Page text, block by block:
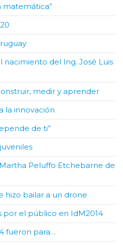
matemática”
nacimiento del Ing. José Luis
medir y aprender
la innovación
de ti”
Peluffo Etchebarne de
hizo bailar a un drone
por el público en IdM2014
fueron para…